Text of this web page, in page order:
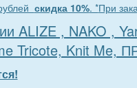
скидка 10%. *При
ALIZE , NAKO ,
Tricote, Knit